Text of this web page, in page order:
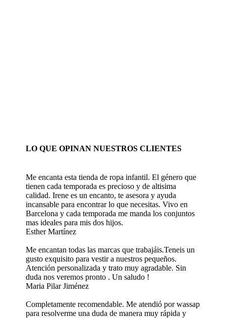
LO QUE OPINAN NUESTROS CLIENTES
Me encanta esta tienda de ropa infantil. El género que
tienen cada temporada es precioso y de altisima
calidad. Irene es un encanto, te asesora y ayuda
incansable para encontrar lo que necesitas. Vivo en
Barcelona y cada temporada me manda los conjuntos
mas ideales para mis dos hijos.
Esther Martínez
Me encantan todas las marcas que trabajáis.Teneis un
gusto exquisito para vestir a nuestros pequeños.
Atención personalizada y trato muy agradable. Sin
duda nos veremos pronto . Un saludo !
Maria Pilar Jiménez
Completamente recomendable. Me atendió por wassap
para resolverme una duda de manera muy rápida y